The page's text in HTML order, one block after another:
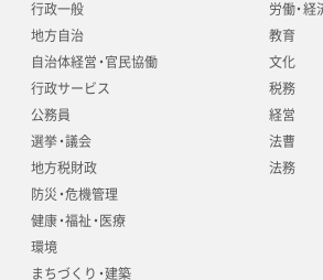
行政一般
地方自治
自治体経営・官民協働
行政サービス
公務員
選挙・議会
地方税財政
防災・危機管理
健康・福祉・医療
環境
まちづくり・建築
労働・経
教育
文化
税務
経営
法曹
法務